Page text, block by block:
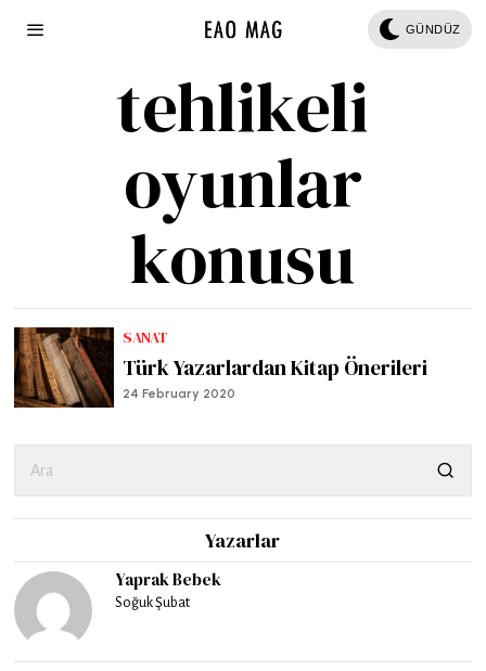
GÜNDÜZ
tehlikeli
oyunlar
konusu
SANAT
Türk Yazarlardan Kitap Önerileri
24 February 2020
Yazarlar
Yaprak Bebek
Soğuk Şubat